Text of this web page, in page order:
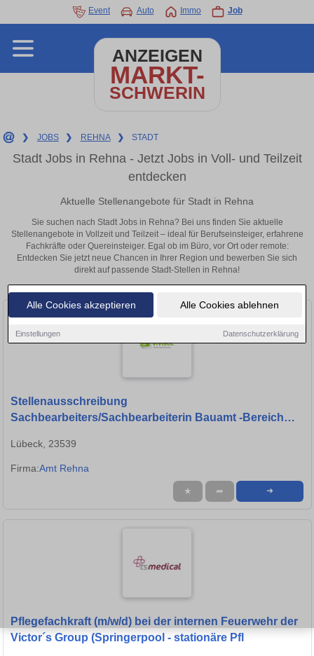
Alle Cookies akzeptieren Alle Cookies ablehnen
Einstellungen Datenschutzerklärung
Event Auto Immo Job
ANZEIGEN
MARKT-
SCHWERIN
❯ JOBS ❯ REHNA ❯ STADT
Stadt Jobs in Rehna - Jetzt Jobs in Voll- und Teilzeit
entdecken
Aktuelle Stellenangebote für Stadt in Rehna
Sie suchen nach Stadt Jobs in Rehna? Bei uns finden Sie aktuelle
Stellenangebote in Vollzeit und Teilzeit – ideal für Berufseinsteiger, erfahrene
Fachkräfte oder Quereinsteiger. Egal ob im Büro, vor Ort oder remote:
Entdecken Sie jetzt neue Chancen in Ihrer Region und bewerben Sie sich
direkt auf passende Stadt-Stellen in Rehna!
Stellenausschreibung
Sachbearbeiters/Sachbearbeiterin Bauamt -Bereich
Lübeck, 23539
Firma:Amt Rehna
★ ➦ ➜
Pflegefachkraft (m/w/d) bei der internen Feuerwehr der
Victor´s Group (Springerpool - stationäre Pfl